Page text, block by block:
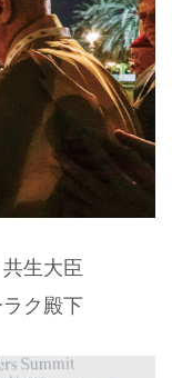
生大臣
ク殿下